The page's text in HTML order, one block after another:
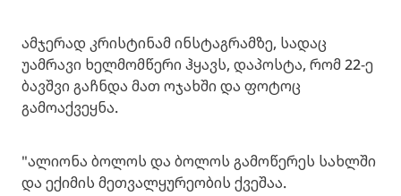
ამჯერად კრისტინამ ინსტაგრამზე, სადაც
უამრავი ხელმომწერი ჰყავს, დაპოსტა, რომ 22-ე
ბავშვი გაჩნდა მათ ოჯახში და ფოტოც
გამოაქვეყნა.
"ალიონა ბოლოს და ბოლოს გამოწერეს სახლში
და ექიმის მეთვალყურეობის ქვეშაა.